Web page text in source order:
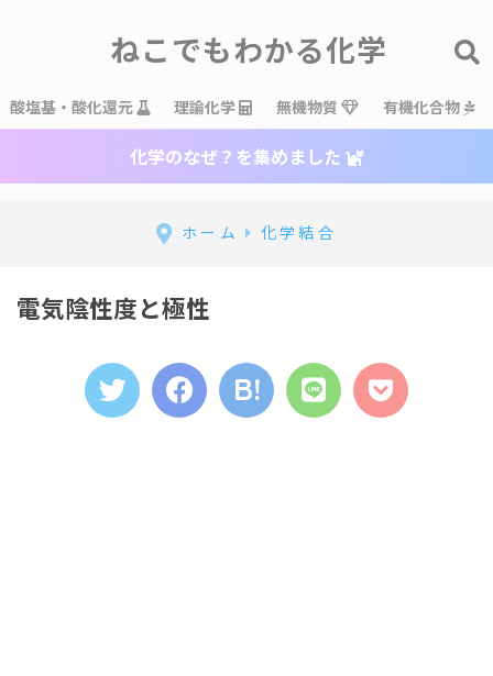
ねこでもわかる化学
酸塩基・酸化還元 理論化学 無機物質 有機化合物
化学のなぜ？を集めました
ホーム 化学結合
電気陰性度と極性